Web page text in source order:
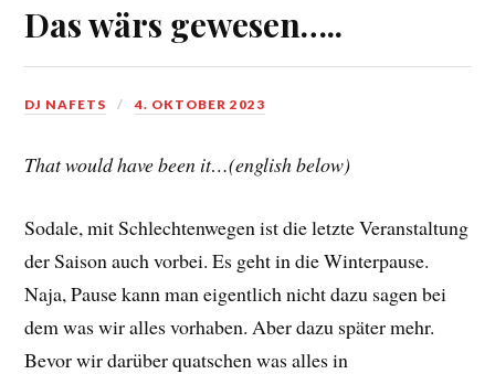
Das wärs gewesen…..
DJ NAFETS 4. OKTOBER 2023
That would have been it…(english below)
Sodale, mit Schlechtenwegen ist die letzte Veranstaltung
der Saison auch vorbei. Es geht in die Winterpause.
Naja, Pause kann man eigentlich nicht dazu sagen bei
dem was wir alles vorhaben. Aber dazu später mehr.
Bevor wir darüber quatschen was alles in